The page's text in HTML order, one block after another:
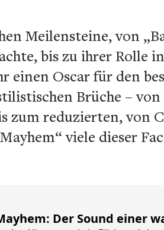
Meilensteine, von
bis zu ihrer Rolle
einen Oscar für den
Brüche –
zum reduzierten, von
viele dieser